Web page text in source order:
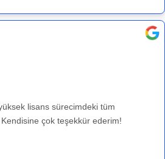
lisans sürecimdeki tüm
çok teşekkür ederim!